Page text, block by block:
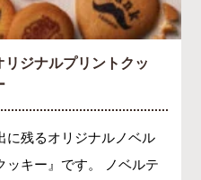
リジナルプリントクッ
に残るオリジナルノベル
ッキー』です。 ノベルテ